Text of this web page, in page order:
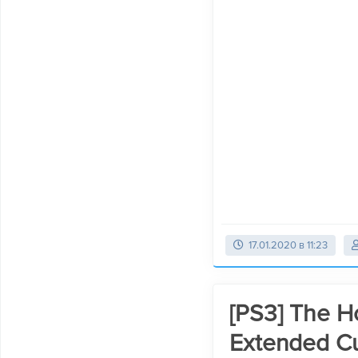
17.01.2020 в 11:23
[PS3] The
Extended